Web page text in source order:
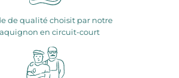
de qualité choisit par notre
en circuit-court